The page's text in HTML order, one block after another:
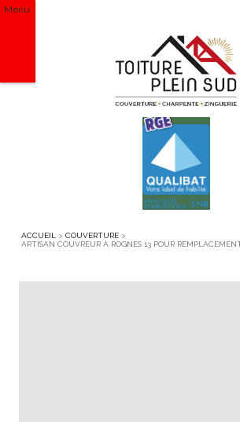
Menu
ACCUEIL > COUVERTURE >
ARTISAN COUVREUR À ROGNES 13 POUR